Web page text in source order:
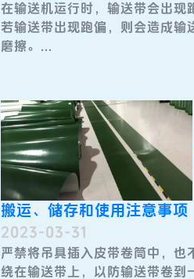
在输送机运行时，输送带会出现
若输送带出现跑偏，则会造成输
磨擦。...
搬运、储存和使用注意事项
2023-03-31
严禁将吊具插入皮带卷筒中，也
绕在输送带上，以防输送带卷到